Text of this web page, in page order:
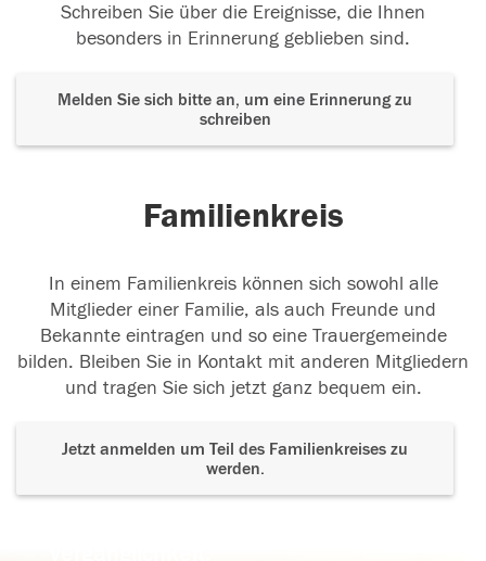
Schreiben Sie über die Ereignisse, die Ihnen
besonders in Erinnerung geblieben sind.
Melden Sie sich bitte an, um eine Erinnerung zu
schreiben
Familienkreis
In einem Familienkreis können sich sowohl alle
Mitglieder einer Familie, als auch Freunde und
Bekannte eintragen und so eine Trauergemeinde
bilden. Bleiben Sie in Kontakt mit anderen Mitgliedern
und tragen Sie sich jetzt ganz bequem ein.
Jetzt anmelden um Teil des Familienkreises zu
werden.